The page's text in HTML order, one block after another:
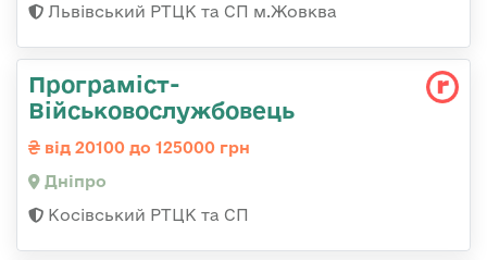
Львівський РТЦК та СП м.Жовква
Програміст-
Військовослужбовець
від 20100 до 125000 грн
Дніпро
Косівський РТЦК та СП